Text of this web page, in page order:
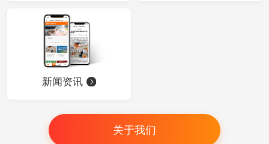
新闻资讯
关于我们